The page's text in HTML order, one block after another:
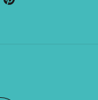
Pinterest